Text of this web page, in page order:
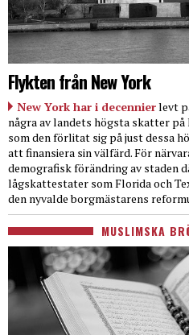
Flykten från New York
New York har i decennierlevt
några av landets högsta skatter
som den förlitat sig på just dessa
att finansiera sin välfärd. För
demografisk förändring av
lågskattestater som Florida och
den nyvalde borgmästarens
MUSLIMSKA